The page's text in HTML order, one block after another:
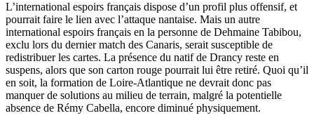
L’international espoirs français dispose d’un profil plus offensif, et
pourrait faire le lien avec l’attaque nantaise. Mais un autre
international espoirs français en la personne de Dehmaine Tabibou,
exclu lors du dernier match des Canaris, serait susceptible de
redistribuer les cartes. La présence du natif de Drancy reste en
suspens, alors que son carton rouge pourrait lui être retiré. Quoi qu’il
en soit, la formation de Loire-Atlantique ne devrait donc pas
manquer de solutions au milieu de terrain, malgré la potentielle
absence de Rémy Cabella, encore diminué physiquement.